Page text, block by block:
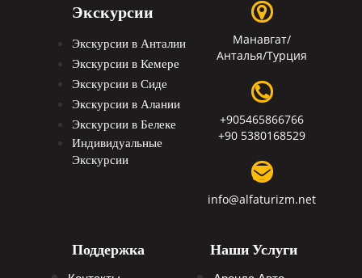
Манавгат/
Анталья/Турция
+905465866766
+90 5380168529
info@alfaturizm.net
Экскурсии в Анталии
Экскурсии в Кемере
Экскурсии в Сиде
Экскурсии в Алании
Экскурсии в Белеке
Индивидуальные
Экскурсии
Экскурсии
Наши Услуги
Поддержка